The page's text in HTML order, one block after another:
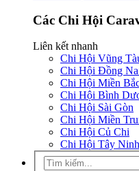
Các Chi Hội
Liên kết nhanh
Chi Hội Vũng
Chi Hội Đồng
Chi Hội Miền
Chi Hội Bình
Chi Hội Sài Gòn
Chi Hội Miền
Chi Hội Củ Chi
Chi Hội Tây Ninh